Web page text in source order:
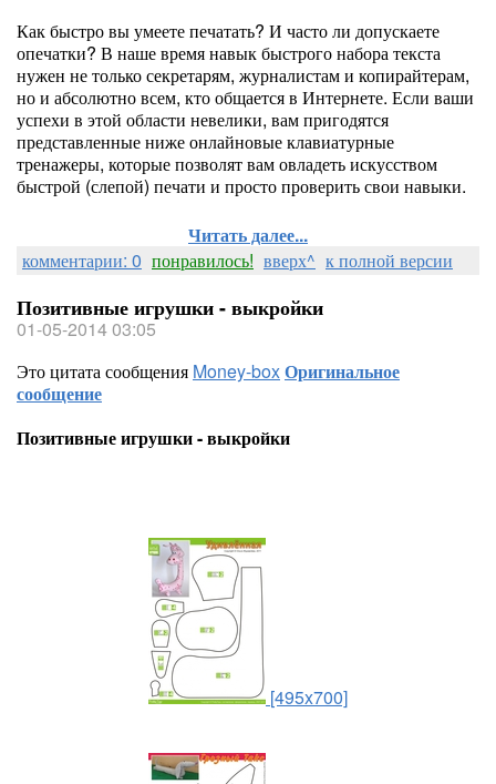
Как быстро вы умеете печатать? И часто ли допускаете
опечатки? В наше время навык быстрого набора текста
нужен не только секретарям, журналистам и копирайтерам,
но и абсолютно всем, кто общается в Интернете. Если ваши
успехи в этой области невелики, вам пригодятся
представленные ниже онлайновые клавиатурные
тренажеры, которые позволят вам овладеть искусством
быстрой (слепой) печати и просто проверить свои навыки.
Читать далее...
комментарии: 0 понравилось! вверх^ к полной версии
Позитивные игрушки - выкройки
01-05-2014 03:05
Это цитата сообщения Money-boxОригинальное
сообщение
Позитивные игрушки - выкройки
[495x700]